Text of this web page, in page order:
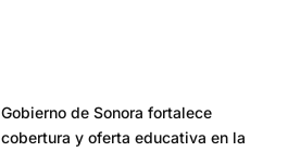
Gobierno de Sonora fortalece
cobertura y oferta educativa en la